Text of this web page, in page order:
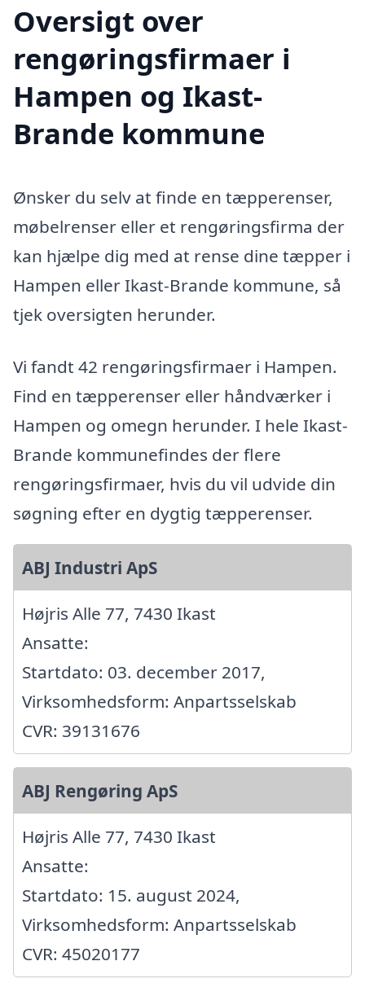
Oversigt over
rengøringsfirmaer i
Hampen og Ikast-
Brande kommune
Ønsker du selv at finde en tæpperenser,
møbelrenser eller et rengøringsfirma der
kan hjælpe dig med at rense dine tæpper i
Hampen eller Ikast-Brande kommune, så
tjek oversigten herunder.
Vi fandt 42 rengøringsfirmaer i Hampen.
Find en tæpperenser eller håndværker i
Hampen og omegn herunder. I hele Ikast-
Brande kommunefindes der flere
rengøringsfirmaer, hvis du vil udvide din
søgning efter en dygtig tæpperenser.
ABJ Industri ApS
Højris Alle 77, 7430 Ikast
Ansatte:
Startdato: 03. december 2017,
Virksomhedsform: Anpartsselskab
CVR: 39131676
ABJ Rengøring ApS
Højris Alle 77, 7430 Ikast
Ansatte:
Startdato: 15. august 2024,
Virksomhedsform: Anpartsselskab
CVR: 45020177